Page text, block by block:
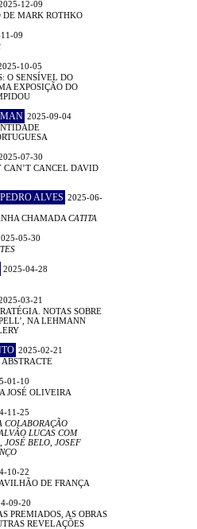
12-09
DE MARK ROTHKO
09
10-05
O SENSÍVEL DO
EXPOSIÇÃO DO
2025-09-04
07-30
CAN’T CANCEL DAVID
ALVES 2025-06-
CHAMADA CATITA
05-30
2025-04-28
03-21
NOTAS SOBRE
NA LEHMANN
2025-02-21
ABSTRACTE
01-10
JOSÉ OLIVEIRA
11-25
COLABORAÇÃO
LUCAS COM
JOSÉ BELO, JOSEF
10-22
DE FRANÇA
09-20
PREMIADOS, AS OBRAS
REVELAÇÕES